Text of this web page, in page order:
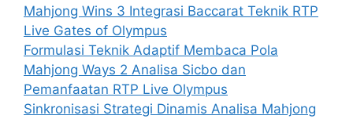
Mahjong Wins 3 Integrasi Baccarat Teknik RTP
Live Gates of Olympus
Formulasi Teknik Adaptif Membaca Pola
Mahjong Ways 2 Analisa Sicbo dan
Pemanfaatan RTP Live Olympus
Sinkronisasi Strategi Dinamis Analisa Mahjong